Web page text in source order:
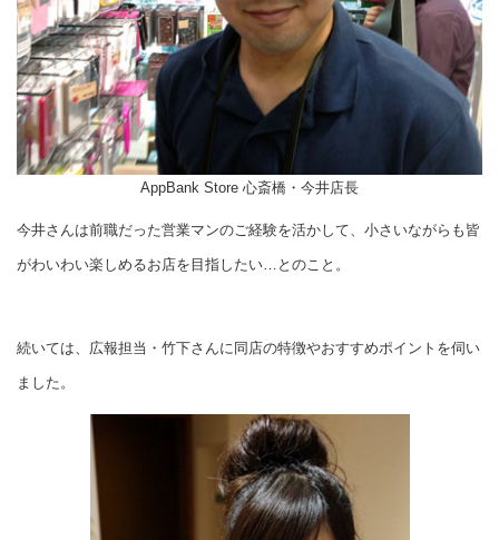
AppBank Store 心斎橋・今井店長
今井さんは前職だった営業マンのご経験を活かして、小さいながらも皆
がわいわい楽しめるお店を目指したい…とのこと。
続いては、広報担当・竹下さんに同店の特徴やおすすめポイントを伺い
ました。